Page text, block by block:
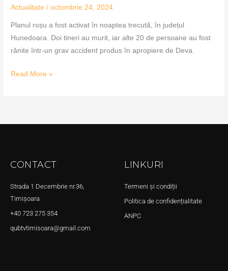
Actualitate /octombrie 24, 2024
Planul roșu a fost activat în noaptea trecută, în județul
Hunedoara. Doi tineri au murit, iar alte 20 de persoane au fost
rănite într-un grav accident produs în apropiere de Deva.
Read More »
CONTACT
Strada 1 Decembrie nr.36,
Timișoara
+40 723 275 354
qubtvtimisoara@gmail.com
LINKURI
Termeni și condiții
Politica de confidențialitate
ANPC